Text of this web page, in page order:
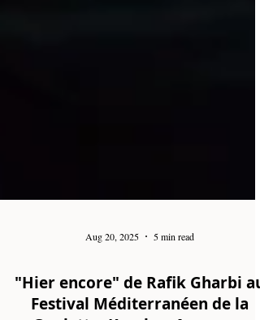
Aug 20, 2025 5 min read